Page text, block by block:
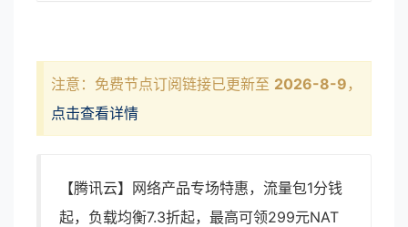
注意：免费节点订阅链接已更新至 2026-8-9 ，
点击查看详情
【腾讯云】网络产品专场特惠，流量包1分钱
起，负载均衡7.3折起，最高可领299元NAT